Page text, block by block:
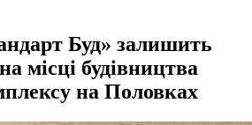
Буд» залишить
місці будівництва
на Половках